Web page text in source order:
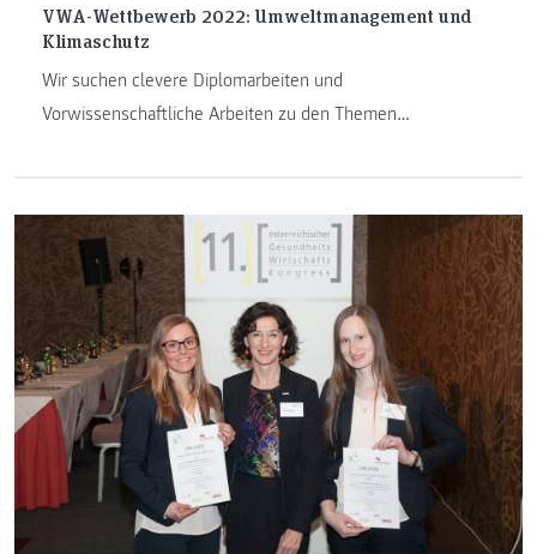
VWA-Wettbewerb 2022: Umweltmanagement und
Klimaschutz
Wir suchen clevere Diplomarbeiten und
Vorwissenschaftliche Arbeiten zu den Themen